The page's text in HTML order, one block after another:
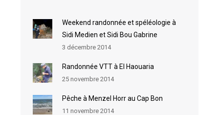
Weekend randonnée et spéléologie à
Sidi Medien et Sidi Bou Gabrine
3 décembre 2014
Randonnée VTT à El Haouaria
25 novembre 2014
Pêche à Menzel Horr au Cap Bon
11 novembre 2014